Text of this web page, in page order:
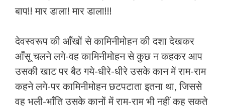
बाप!! मार डाला! मार डाला!!!
देवस्वरूप की आँखों से कामिनीमोहन की दशा देखकर
आँसू चलने लगे-वह कामिनीमोहन से कुछ न कहकर आप
उसकी खाट पर बैठ गये-धीरे-धीरे उसके कान में राम-राम
कहने लगे-पर कामिनीमोहन छटपटाता इतना था, जिससे
वह भली-भाँति उसके कानों में राम-राम भी नहीं कह सकते